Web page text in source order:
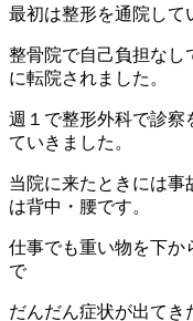
最初は整形を通院して
整骨院で自己負担なし
に転院されました。
週１で整形外科で診察
ていきました。
当院に来たときには事
は背中・腰です。
仕事でも重い物を下か
で
だんだん症状が出てき